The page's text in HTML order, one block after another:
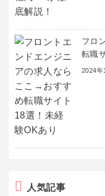
フロ
転職
2024年
人気記事